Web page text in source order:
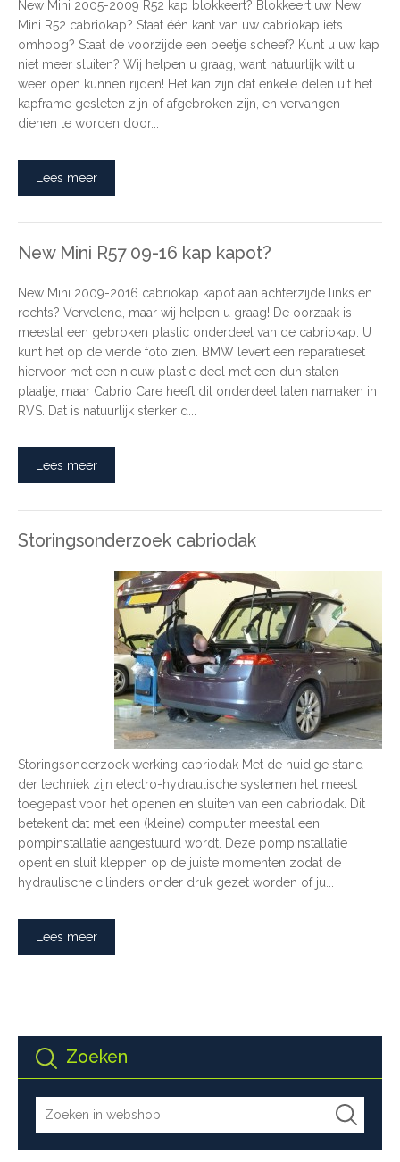
Zoeken
New Mini 2005-2009 R52 kap blokkeert? Blokkeert uw New
Mini R52 cabriokap? Staat één kant van uw cabriokap iets
omhoog? Staat de voorzijde een beetje scheef? Kunt u uw kap
niet meer sluiten? Wij helpen u graag, want natuurlijk wilt u
weer open kunnen rijden! Het kan zijn dat enkele delen uit het
kapframe gesleten zijn of afgebroken zijn, en vervangen
dienen te worden door...
Lees meer
New Mini R57 09-16 kap kapot?
New Mini 2009-2016 cabriokap kapot aan achterzijde links en
rechts? Vervelend, maar wij helpen u graag! De oorzaak is
meestal een gebroken plastic onderdeel van de cabriokap. U
kunt het op de vierde foto zien. BMW levert een reparatieset
hiervoor met een nieuw plastic deel met een dun stalen
plaatje, maar Cabrio Care heeft dit onderdeel laten namaken in
RVS. Dat is natuurlijk sterker d...
Lees meer
Storingsonderzoek cabriodak
Storingsonderzoek werking cabriodak Met de huidige stand
der techniek zijn electro-hydraulische systemen het meest
toegepast voor het openen en sluiten van een cabriodak. Dit
betekent dat met een (kleine) computer meestal een
pompinstallatie aangestuurd wordt. Deze pompinstallatie
opent en sluit kleppen op de juiste momenten zodat de
hydraulische cilinders onder druk gezet worden of ju...
Lees meer